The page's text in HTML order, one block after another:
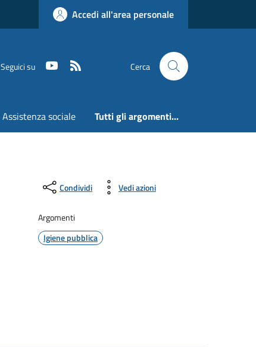
Accedi all'area personale
Seguici su Youtube Cerca
Assistenza sociale Tutti gli argomenti...
Condividi Vedi azioni
Argomenti
Igiene pubblica